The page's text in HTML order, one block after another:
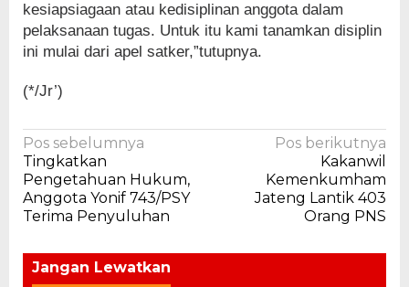
kesiapsiagaan atau kedisiplinan anggota dalam
pelaksanaan tugas. Untuk itu kami tanamkan disiplin
ini mulai dari apel satker,”tutupnya.
(*/Jr’)
Navigasi
pos
Pos sebelumnya
Tingkatkan
Pengetahuan Hukum,
Anggota Yonif 743/PSY
Terima Penyuluhan
Pos berikutnya
Kakanwil
Kemenkumham
Jateng Lantik 403
Orang PNS
Jangan Lewatkan